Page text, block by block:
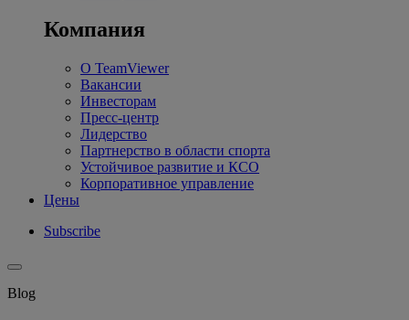
Компания
О TeamViewer
Вакансии
Инвесторам
Пресс-центр
Лидерство
Партнерство в области спорта
Устойчивое развитие и КСО
Корпоративное управление
Цены
Subscribe
Blog